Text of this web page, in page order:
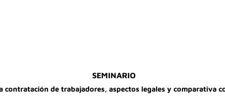
SEMINARIO
contratación de trabajadores, aspectos legales y comparativa